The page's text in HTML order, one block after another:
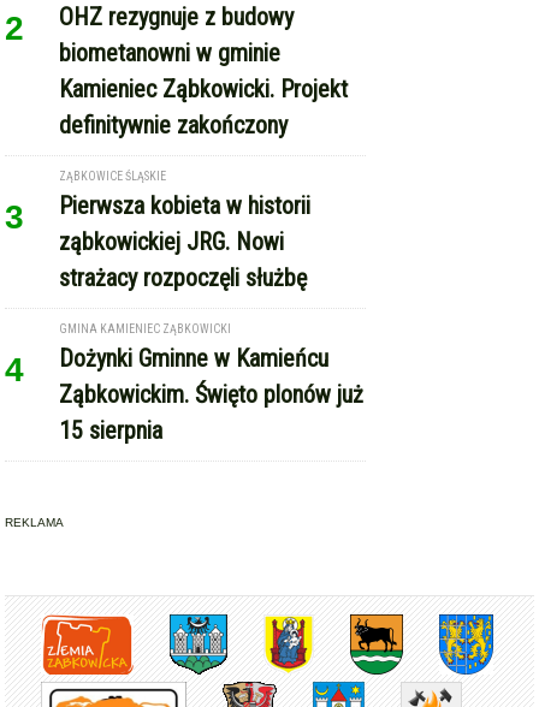
2
OHZ rezygnuje z budowy
biometanowni w gminie
Kamieniec Ząbkowicki. Projekt
definitywnie zakończony
3
ZĄBKOWICE ŚLĄSKIE
Pierwsza kobieta w historii
ząbkowickiej JRG. Nowi
strażacy rozpoczęli służbę
4
GMINA KAMIENIEC ZĄBKOWICKI
Dożynki Gminne w Kamieńcu
Ząbkowickim. Święto plonów już
15 sierpnia
REKLAMA